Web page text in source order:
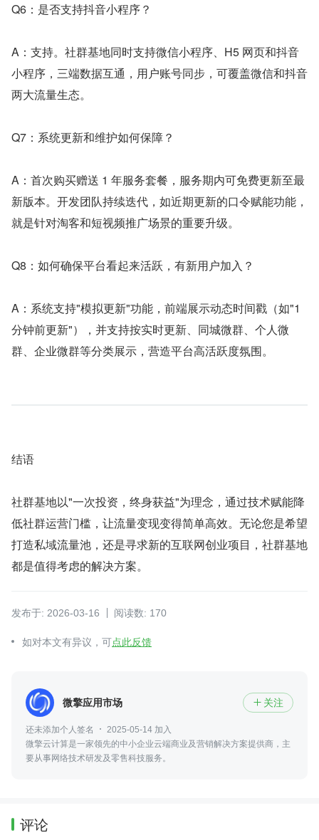
Q6：是否支持抖音小程序？
A：支持。社群基地同时支持微信小程序、H5 网页和抖音
小程序，三端数据互通，用户账号同步，可覆盖微信和抖音
两大流量生态。
Q7：系统更新和维护如何保障？
A：首次购买赠送 1 年服务套餐，服务期内可免费更新至最
新版本。开发团队持续迭代，如近期更新的口令赋能功能，
就是针对淘客和短视频推广场景的重要升级。
Q8：如何确保平台看起来活跃，有新用户加入？
A：系统支持"模拟更新"功能，前端展示动态时间戳（如"1
分钟前更新"），并支持按实时更新、同城微群、个人微
群、企业微群等分类展示，营造平台高活跃度氛围。
结语
社群基地以"一次投资，终身获益"为理念，通过技术赋能降
低社群运营门槛，让流量变现变得简单高效。无论您是希望
打造私域流量池，还是寻求新的互联网创业项目，社群基地
都是值得考虑的解决方案。
发布于: 2026-03-16 阅读数: 170
如对本文有异议，可点此反馈
微擎应用市场  关注
还未添加个人签名
2025-05-14 加入
微擎云计算是一家领先的中小企业云端商业及营销解决方案提供商，主
要从事网络技术研发及零售科技服务。
评论